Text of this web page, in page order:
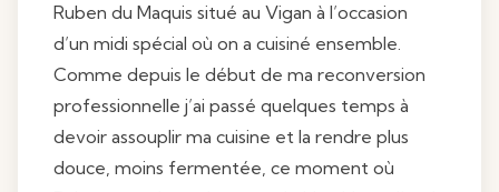
Ruben du Maquis situé au Vigan à l’occasion
d’un midi spécial où on a cuisiné ensemble.
Comme depuis le début de ma reconversion
professionnelle j’ai passé quelques temps à
devoir assouplir ma cuisine et la rendre plus
douce, moins fermentée, ce moment où